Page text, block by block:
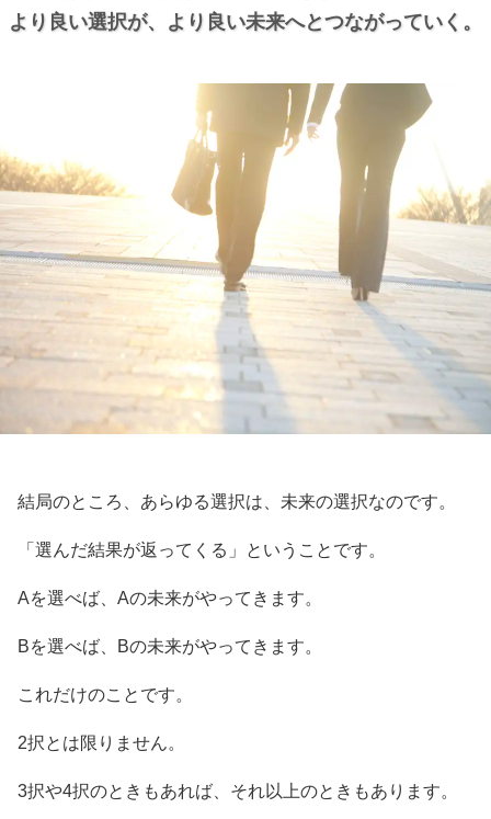
より良い選択が、 より良い未来へとつながっていく。
結局のところ、あらゆる選択は、未来の選択なのです。
「選んだ結果が返ってくる」ということです。
Aを選べば、Aの未来がやってきます。
Bを選べば、Bの未来がやってきます。
これだけのことです。
2択とは限りません。
3択や4択のときもあれば、それ以上のときもあります。